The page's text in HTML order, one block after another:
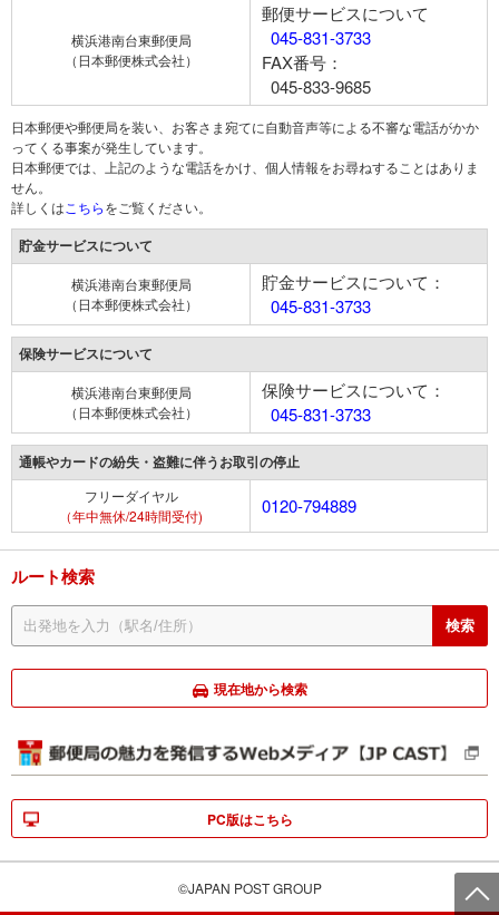
横浜港南台東郵便局
（日本郵便株式会社）
郵便サービスについて
045-831-3733
FAX番号：
045-833-9685
日本郵便や郵便局を装い、お客さま宛てに自動音声等による不審な電話がかか
ってくる事案が発生しています。
日本郵便では、上記のような電話をかけ、個人情報をお尋ねすることはありま
せん。
詳しくは こちらをご覧ください。
貯金サービスについて
横浜港南台東郵便局
（日本郵便株式会社）
貯金サービスについて：
045-831-3733
保険サービスについて
横浜港南台東郵便局
（日本郵便株式会社）
保険サービスについて：
045-831-3733
通帳やカードの紛失・盗難に伴うお取引の停止
フリーダイヤル
（年中無休/24時間受付)
0120-794889
ルート検索
現在地から検索
PC版はこちら
©JAPAN POST GROUP